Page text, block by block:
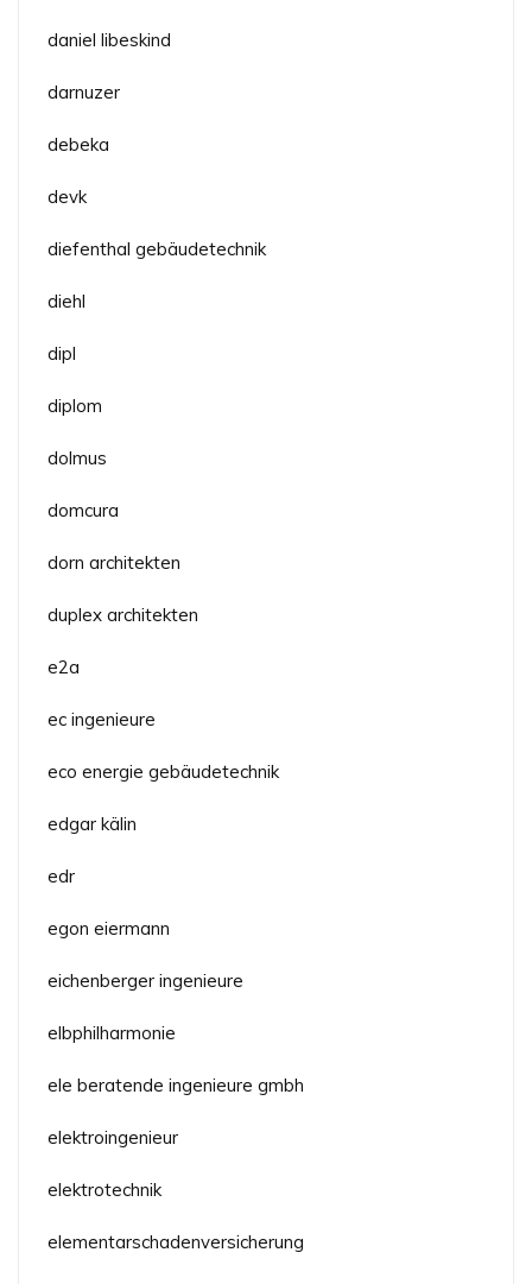
daniel libeskind
darnuzer
debeka
devk
diefenthal gebäudetechnik
diehl
dipl
diplom
dolmus
domcura
dorn architekten
duplex architekten
e2a
ec ingenieure
eco energie gebäudetechnik
edgar kälin
edr
egon eiermann
eichenberger ingenieure
elbphilharmonie
ele beratende ingenieure gmbh
elektroingenieur
elektrotechnik
elementarschadenversicherung